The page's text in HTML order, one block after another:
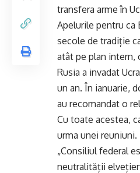
transfera arme în
Apelurile pentru ca
secole de tradiție
atât pe plan intern,
Rusia a invadat
un an. În ianuarie,
au recomandat o
Cu toate acestea,
urma unei reuniuni.
„Consiliul federal
neutralității